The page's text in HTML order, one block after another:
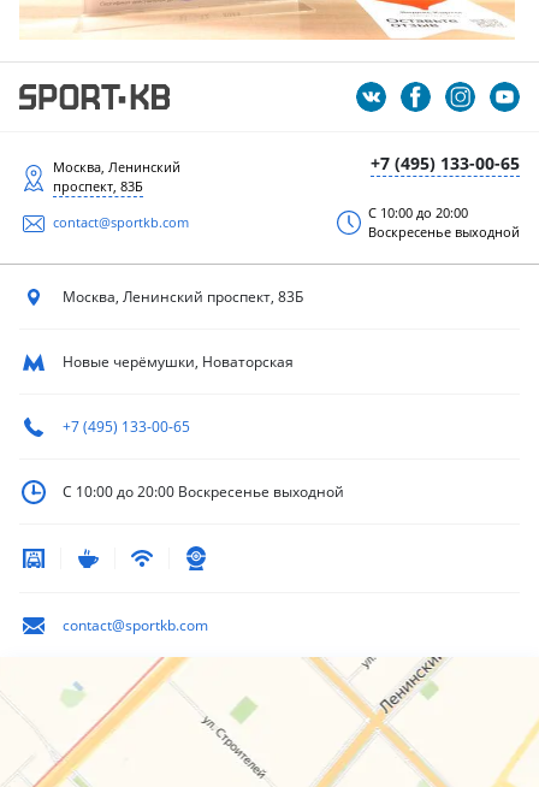
+7 (495) 133-00-65
Москва, Ленинский
проспект, 83Б
contact@sportkb.com
С 10:00 до 20:00
Воскресенье выходной
Москва, Ленинский проспект, 83Б
Новые черёмушки, Новаторская
+7 (495) 133-00-65
С 10:00 до 20:00 Воскресенье выходной
contact@sportkb.com